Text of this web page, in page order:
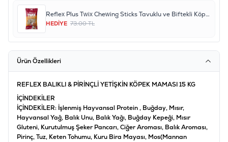
Reflex Plus Twix Chewing Sticks Tavuklu ve Biftekli Köpek Çiğneme Ödül Çubukları 80gr
HEDİYE 73.00 TL
Ürün Özellikleri
REFLEX BALIKLI & PİRİNÇLİ YETİŞKİN KÖPEK MAMASI 15 KG
İÇİNDEKİLER
İÇİNDEKİLER: İşlenmiş Hayvansal Protein , Buğday, Mısır,
Hayvansal Yağ, Balık Unu, Balık Yağı, Buğday Kepeği, Mısır
Gluteni, Kurutulmuş Şeker Pancarı, Ciğer Aroması, Balık Aroması,
Pirinç, Tuz, Keten Tohumu, Kuru Bira Mayası, Mos(Mannan